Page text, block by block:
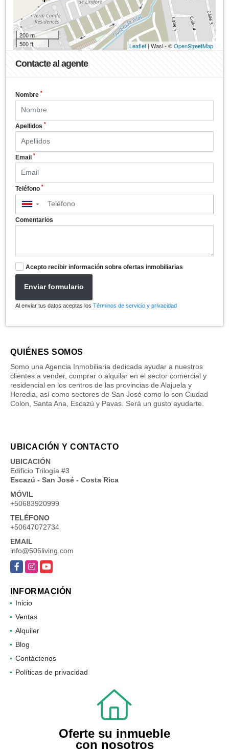
200 m
500 ft
Leaflet | Wasi - ©OpenStreetMap
Contacte al agente
Nombre *
Apellidos *
Email *
Teléfono *
▼
Comentarios
Acepto recibir información sobre ofertas inmobiliarias
Enviar formulario
Al enviar tus datos aceptas los Términos de servicio y privacidad
QUIÉNES SOMOS
Somo una Agencia Inmobiliaria dedicada ayudar a nuestros
clientes a vender, comprar o alquilar en el sector comercial y
residencial en los centros de las provincias de Alajuela y
Heredia, así como sectores de San José como lo son Ciudad
Colon, Santa Ana, Escazú y Pavas. Será un gusto ayudarte.
UBICACIÓN Y CONTACTO
UBICACIÓN
Edificio Trilogía #3
Escazú - San José - Costa Rica
MÓVIL
+50683920999
TELÉFONO
+50647072734
EMAIL
info@506living.com
Facebook
InstagramYouTube
INFORMACIÓN
Inicio
Ventas
Alquiler
Blog
Contáctenos
Políticas de privacidad
Oferte su inmueble
con nosotros